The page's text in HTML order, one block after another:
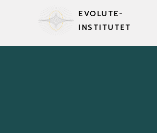
EVOLUTE-
INSTITUTET